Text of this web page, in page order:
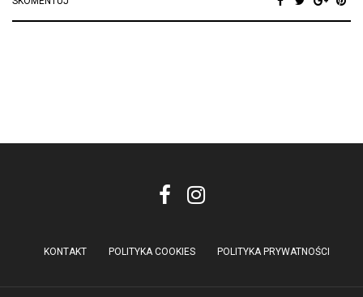
KONTAKT POLITYKA COOKIES POLITYKA PRYWATNOŚCI